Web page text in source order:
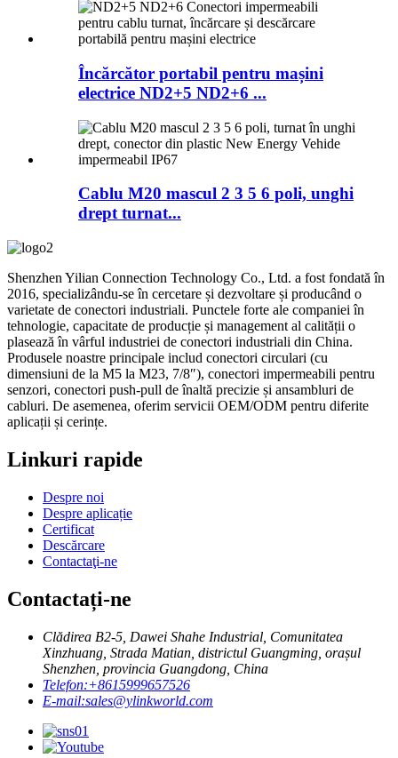
Încărcător portabil pentru mașini
electrice ND2+5 ND2+6 ...
Cablu M20 mascul 2 3 5 6 poli, unghi
drept turnat...
Shenzhen Yilian Connection Technology Co., Ltd. a fost fondată în
2016, specializându-se în cercetare și dezvoltare și producând o
varietate de conectori industriali. Punctele forte ale companiei în
tehnologie, capacitate de producție și management al calității o
plasează în vârful industriei de conectori industriali din China.
Produsele noastre principale includ conectori circulari (cu
dimensiuni de la M5 la M23, 7/8″), conectori impermeabili pentru
senzori, conectori push-pull de înaltă precizie și ansambluri de
cabluri. De asemenea, oferim servicii OEM/ODM pentru diferite
aplicații și cerințe.
Linkuri rapide
Despre noi
Despre aplicație
Certificat
Descărcare
Contactaţi-ne
Contactați-ne
Clădirea B2-5, Dawei Shahe Industrial, Comunitatea
Xinzhuang, Strada Matian, districtul Guangming, orașul
Shenzhen, provincia Guangdong, China
Telefon:+8615999657526
E-mail:sales@ylinkworld.com